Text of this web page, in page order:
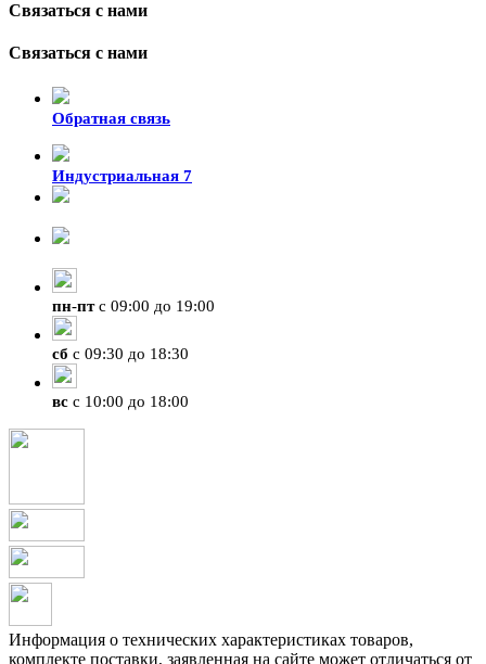
Связаться с нами
Связаться с нами
Обратная связь
Индустриальная 7
пн-птс 09:00 до 19:00
сб с 09:30 до 18:30
вс с 10:00 до 18:00
Информация о технических характеристиках товаров,
комплекте поставки, заявленная на сайте может отличаться от